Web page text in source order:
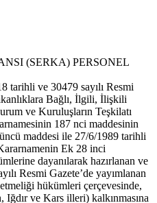
(SERKA) PERSONEL
tarihli ve 30479 sayılı Resmi
Bağlı, İlgili, İlişkili
ve Kuruluşların Teşkilatı
187 nci maddesinin
maddesi ile 27/6/1989 tarihli
Ek 28 inci
dayanılarak hazırlanan ve
Resmi Gazete’de yayımlanan
hükümleri çerçevesinde,
ve Kars illeri) kalkınmasına